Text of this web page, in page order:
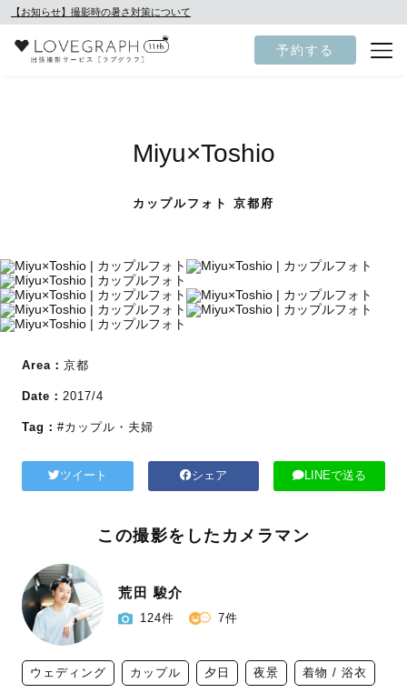
【お知らせ】撮影時の暑さ対策について
予約する
Miyu×Toshio
カップルフォト 京都府
Area： 京都
Date： 2017/4
Tag： #カップル・夫婦
ツイート シェア LINEで送る
この撮影をしたカメラマン
荒田 駿介
124件 7件
ウェディング カップル 夕日 夜景 着物 / 浴衣